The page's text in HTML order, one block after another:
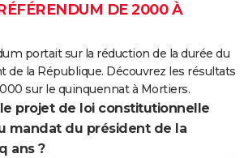
DE 2000 À
portait sur la réduction de la durée du
de la République. Découvrez les résultats
sur le quinquennat à Mortiers.
projet de loi constitutionnelle
mandat du président de la
ans ?